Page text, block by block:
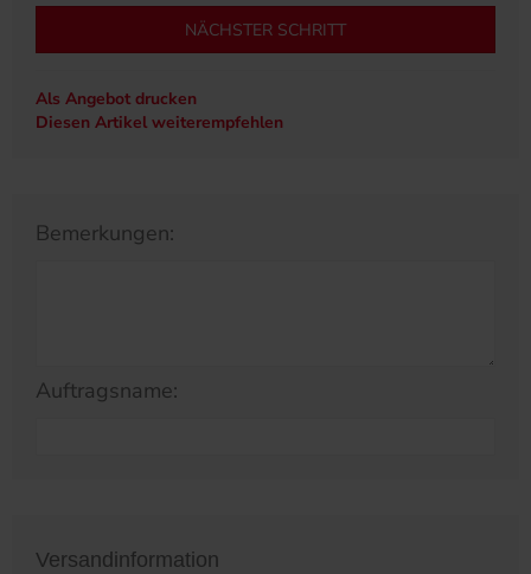
NÄCHSTER SCHRITT
Als Angebot drucken
Diesen Artikel weiterempfehlen
Bemerkungen:
Auftragsname:
Versandinformation